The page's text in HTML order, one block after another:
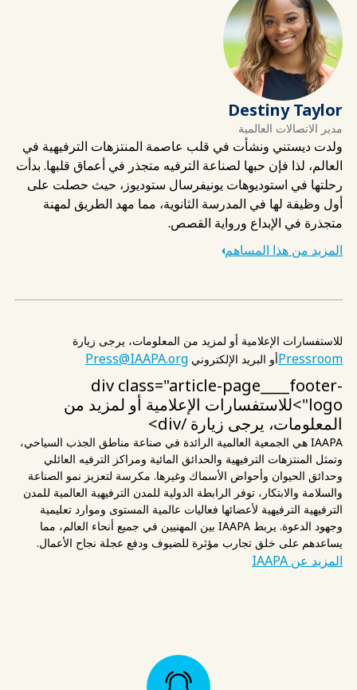
Destiny Taylor
مدير الاتصالات العالمية
ولدت ديستني ونشأت في قلب عاصمة المنتزهات الترفيهية في
العالم، لذا فإن حبها لصناعة الترفيه متجذر في أعماق قلبها. بدأت
رحلتها في استوديوهات يونيفرسال ستوديوز، حيث حصلت على
أول وظيفة لها في المدرسة الثانوية، مما مهد الطريق لمهنة
متجذرة في الإبداع ورواية القصص.
المزيد من هذا المساهم
للاستفسارات الإعلامية أو لمزيد من المعلومات، يرجى زيارة
Pressroomأو البريد الإلكتروني Press@IAAPA.org
div class="article-page____footer-
logo">للاستفسارات الإعلامية أو لمزيد من
المعلومات، يرجى زيارة /div>
IAAPA هي الجمعية العالمية الرائدة في صناعة مناطق الجذب السياحي،
وتمثل المنتزهات الترفيهية والحدائق المائية ومراكز الترفيه العائلي
وحدائق الحيوان وأحواض الأسماك وغيرها. مكرسة لتعزيز نمو الصناعة
والسلامة والابتكار، توفر الرابطة الدولية للمدن الترفيهية العالمية للمدن
الترفيهية الترفيهية لأعضائها فعاليات عالمية المستوى وموارد تعليمية
وجهود الدعوة. يربط IAAPA بين المهنيين في جميع أنحاء العالم، مما
يساعدهم على خلق تجارب مؤثرة للضيوف ودفع عجلة نجاح الأعمال.
المزيد عن IAAPA